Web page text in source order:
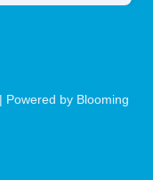
by Blooming